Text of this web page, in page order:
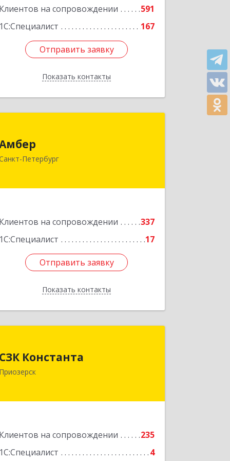
Клиентов на сопровождении
591
1С:Специалист
167
Отправить заявку
Показать контакты
Подробнее
Отправить заявку
Назад
Петербург
Клиентов на сопровождении
337
1С:Специалист
17
Отправить заявку
Показать контакты
191119, Санкт-Петербург г, Правды
Подробнее
Отправить заявку
Назад
СЗК Константа
Приозерск
Клиентов на сопровождении
235
1С:Специалист
4
Приозерск г, Калинина ул, дом № 29,